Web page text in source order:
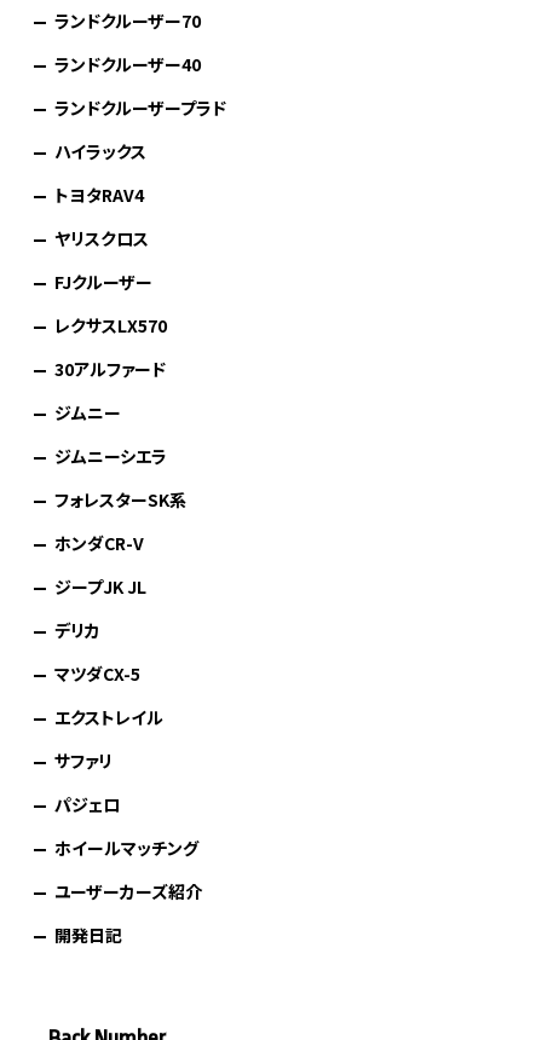
ランドクルーザー70
ランドクルーザー40
ランドクルーザープラド
ハイラックス
トヨタRAV4
ヤリスクロス
FJクルーザー
レクサスLX570
30アルファード
ジムニー
ジムニーシエラ
フォレスターSK系
ホンダCR-V
ジープJK JL
デリカ
マツダCX-5
エクストレイル
サファリ
パジェロ
ホイールマッチング
ユーザーカーズ紹介
開発日記